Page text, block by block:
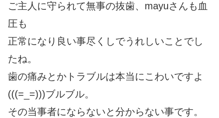
ご主人に守られて無事の抜歯、mayuさんも血
圧も
正常になり良い事尽くしでうれしいことでし
たね。
歯の痛みとかトラブルは本当にこわいですよ
(((=_=)))ブルブル。
その当事者にならないと分からない事です。